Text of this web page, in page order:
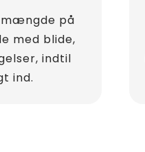
mængde på
med blide,
indtil
ind.